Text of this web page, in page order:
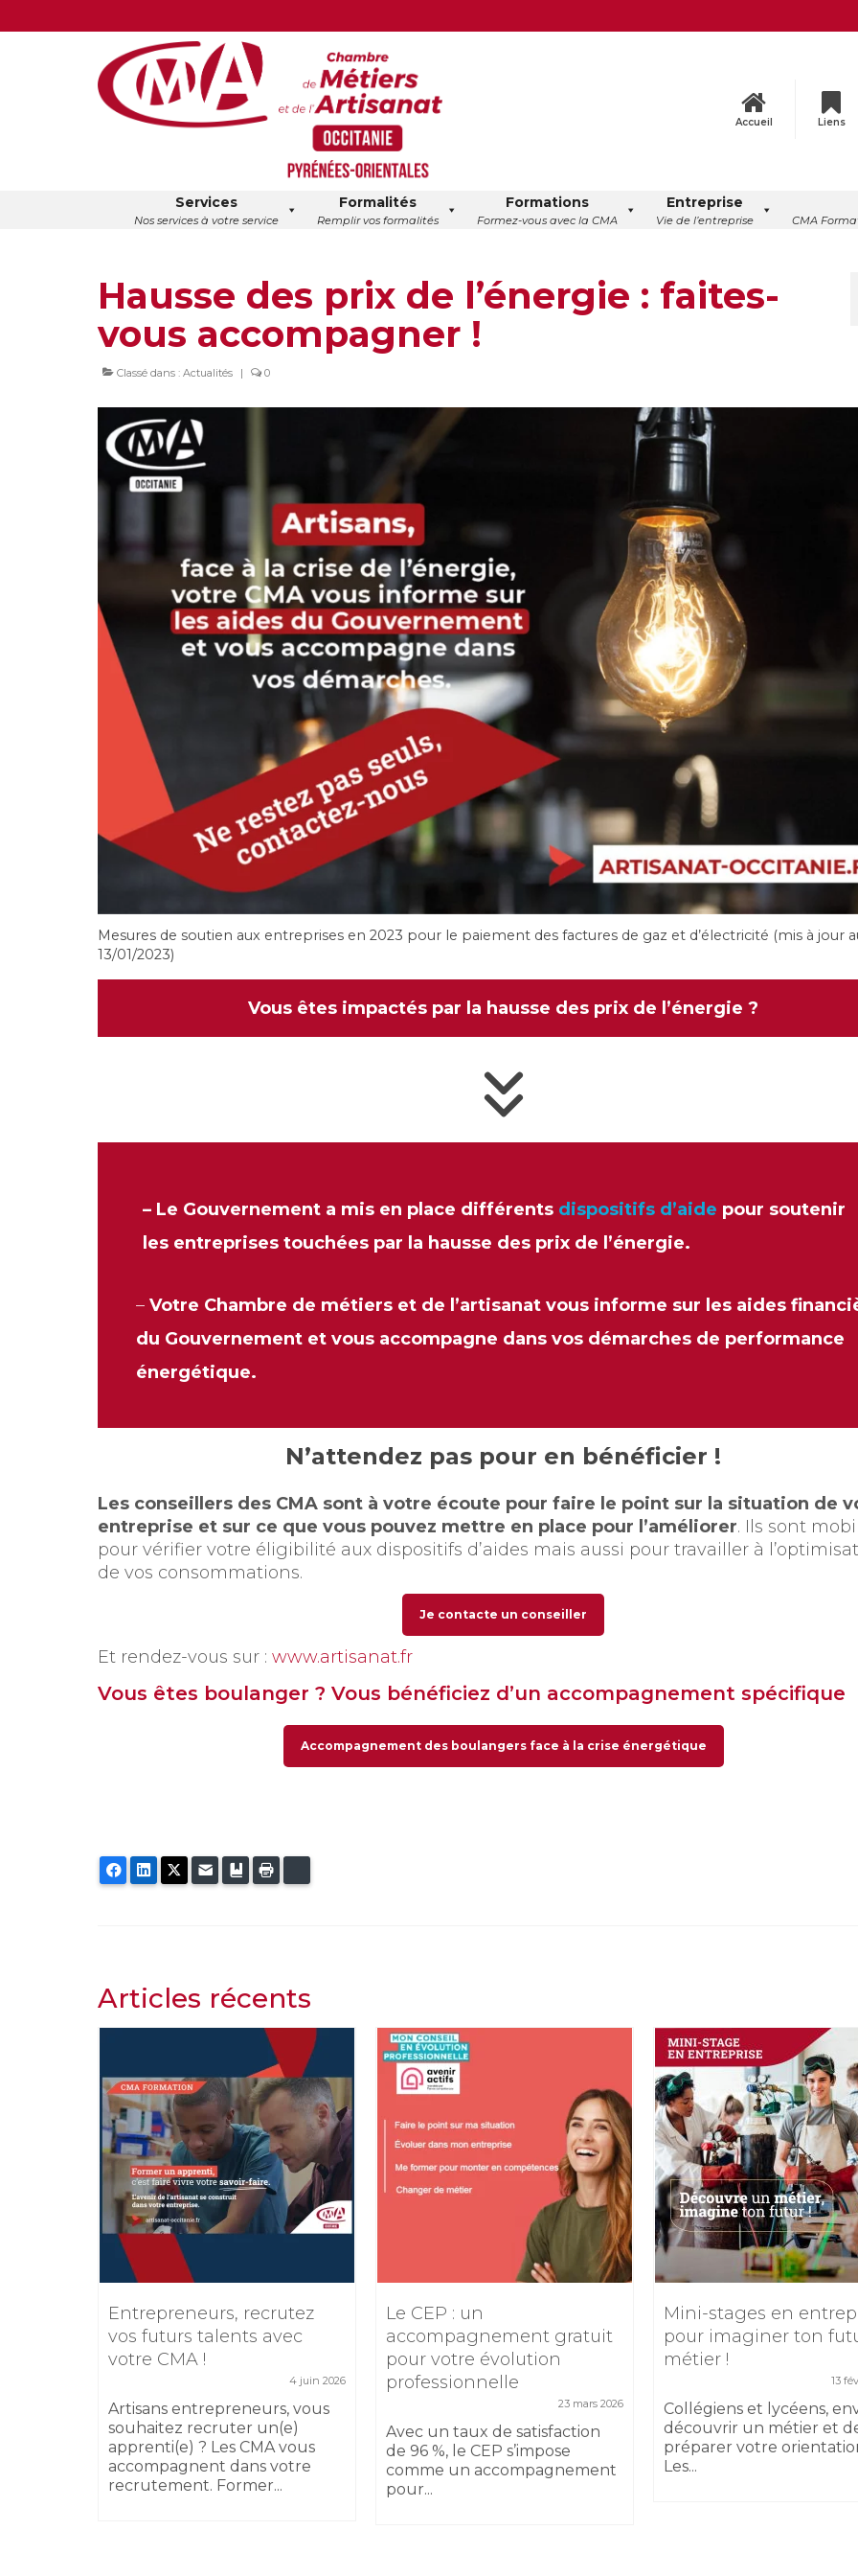
Accueil Liens
Services
Nos services à votre service
Formalités
Remplir vos formalités
Formations
Formez-vous avec la CMA
Entreprise
Vie de l’entreprise CMA
Hausse des prix de l’énergie : faites-
vous accompagner !
Classé dans : Actualités | 0
Mesures de soutien aux entreprises en 2023 pour le paiement des factures de gaz et d’électricité (mis à jour
13/01/2023)
Vous êtes impactés par la hausse des prix de l’énergie ?
– Le Gouvernement a mis en place différents dispositifs d’aide pour soutenir
les entreprises touchées par la hausse des prix de l’énergie.
– Votre Chambre de métiers et de l’artisanat vous informe sur les aides
du Gouvernement et vous accompagne dans vos démarches de performance
énergétique.
N’attendez pas pour en bénéficier !
Les conseillers des CMA sont à votre écoute pour faire le point sur la situation de
entreprise et sur ce que vous pouvez mettre en place pour l’améliorer. Ils sont
pour vérifier votre éligibilité aux dispositifs d’aides mais aussi pour travailler à
de vos consommations.
Je contacte un conseiller
Et rendez-vous sur : www.artisanat.fr
Vous êtes boulanger ? Vous bénéficiez d’un accompagnement spécifique
Accompagnement des boulangers face à la crise énergétique
FacebookLinkedInTwitter
E-mail Ajouter aux favoris
Articles récents
Entrepreneurs, recrutez
vos futurs talents avec
votre CMA !
4 juin 2026
Artisans entrepreneurs, vous
souhaitez recruter un(e)
apprenti(e) ? Les CMA vous
accompagnent dans votre
recrutement. Former...
Le CEP : un
accompagnement gratuit
pour votre évolution
professionnelle
23 mars 2026
Avec un taux de satisfaction
de 96 %, le CEP s’impose
comme un accompagnement
pour...
Mini-stages en
pour imaginer ton
métier !
13
Collégiens et lycéens,
découvrir un métier et
préparer votre
Les...